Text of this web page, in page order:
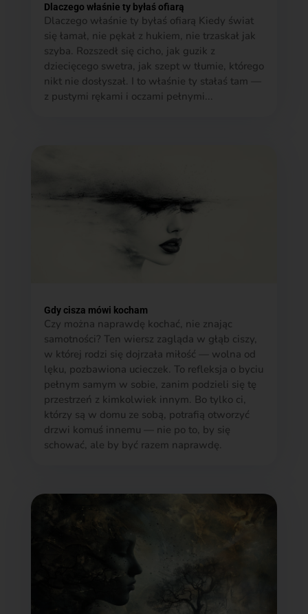
Dlaczego właśnie ty byłaś ofiarą
Dlaczego właśnie ty byłaś ofiarą Kiedy świat
się łamał, nie pękał z hukiem, nie trzaskał jak
szyba. Rozszedł się cicho, jak guzik z
dziecięcego swetra, jak szept w tłumie, którego
nikt nie dosłyszał. I to właśnie ty stałaś tam —
z pustymi rękami i oczami pełnymi...
Gdy cisza mówi kocham
Czy można naprawdę kochać, nie znając
samotności? Ten wiersz zagląda w głąb ciszy,
w której rodzi się dojrzała miłość — wolna od
lęku, pozbawiona ucieczek. To refleksja o byciu
pełnym samym w sobie, zanim podzieli się tę
przestrzeń z kimkolwiek innym. Bo tylko ci,
którzy są w domu ze sobą, potrafią otworzyć
drzwi komuś innemu — nie po to, by się
schować, ale by być razem naprawdę.